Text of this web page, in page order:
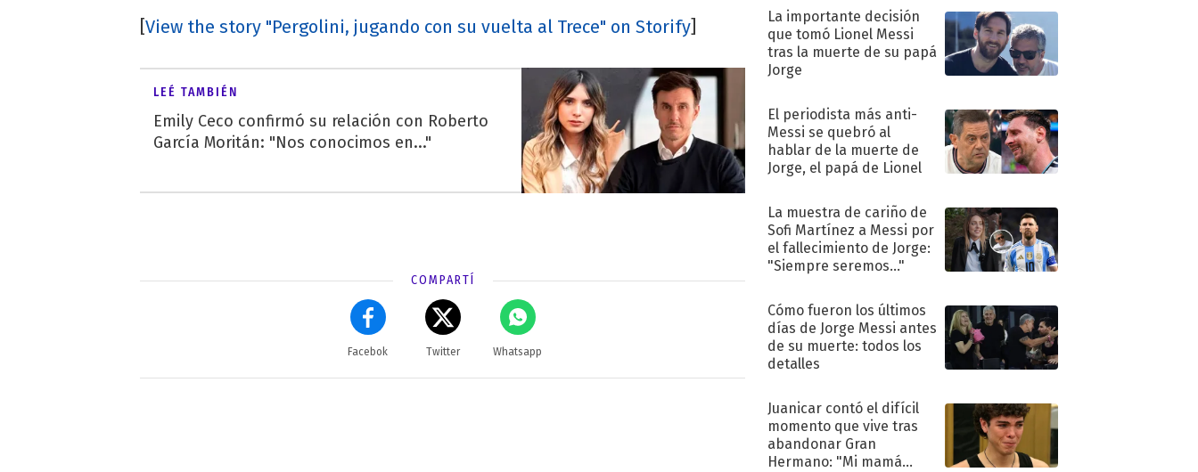
[View the story "Pergolini, jugando con su vuelta al Trece" on Storify]
LEÉ TAMBIÉN
Emily Ceco confirmó su relación con Roberto
García Moritán: "Nos conocimos en..."
COMPARTÍ
Facebok Twitter Whatsapp
La importante decisión
que tomó Lionel Messi
tras la muerte de su papá
Jorge
El periodista más anti-
Messi se quebró al
hablar de la muerte de
Jorge, el papá de Lionel
La muestra de cariño de
Sofi Martínez a Messi por
el fallecimiento de Jorge:
"Siempre seremos..."
Cómo fueron los últimos
días de Jorge Messi antes
de su muerte: todos los
detalles
Juanicar contó el difícil
momento que vive tras
abandonar Gran
Hermano: "Mi mamá